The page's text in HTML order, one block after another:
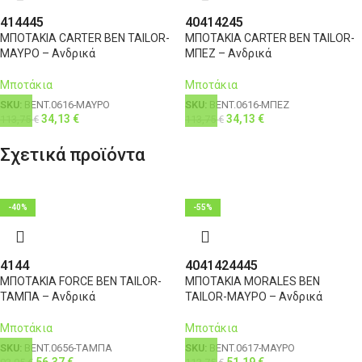
41 4445
ΜΠΟΤΑΚΙΑ CARTER BEN TAILOR-
ΜΑΥΡΟ – Ανδρικά
Μποτάκια
SKU: BENT.0616-ΜΑΥΡΟ
113,75€ 34,13 €
4041 4245
ΜΠΟΤΑΚΙΑ CARTER BEN TAILOR-
ΜΠΕΖ – Ανδρικά
Μποτάκια
SKU: BENT.0616-ΜΠΕΖ
113,75€ 34,13 €
Σχετικά προϊόντα
-40%
41 44
ΜΠΟΤΑΚΙΑ FORCE BEN TAILOR-
ΤΑΜΠΑ – Ανδρικά
Μποτάκια
SKU: BENT.0656-ΤΑΜΠΑ
-55%
4041 424445
ΜΠΟΤΑΚΙΑ MORALES BEN
TAILOR-ΜΑΥΡΟ – Ανδρικά
Μποτάκια
SKU: BENT.0617-ΜΑΥΡΟ